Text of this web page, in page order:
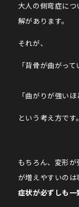
大人の側弯症に
解があります。
それが、
「背骨が曲がっ
「曲がりが強い
という考え方です。
もちろん、変形
が増えやすいの
症状が必ずしも